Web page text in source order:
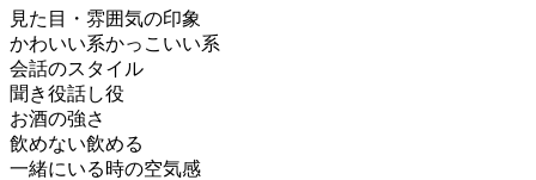
見た目・雰囲気の印象
かわいい系かっこいい系
会話のスタイル
聞き役話し役
お酒の強さ
飲めない飲める
一緒にいる時の空気感